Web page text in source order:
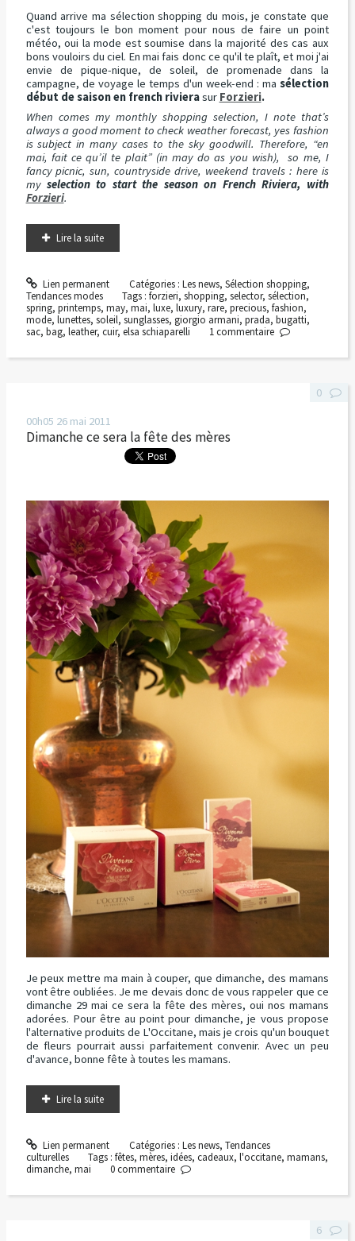
Quand arrive ma sélection shopping du mois, je constate que
c'est toujours le bon moment pour nous de faire un point
météo, oui la mode est soumise dans la majorité des cas aux
bons vouloirs du ciel. En mai fais donc ce qu'il te plaît, et moi j'ai
envie de pique-nique, de soleil, de promenade dans la
campagne, de voyage le temps d'un week-end : ma sélection
début de saison en french rivierasur Forzieri.
When comes my monthly shopping selection, I note that’s
always a good moment to check weather forecast, yes fashion
is subject in many cases to the sky goodwill. Therefore, “en
mai, fait ce qu’il te plait” (in may do as you wish), so me, I
fancy picnic, sun, countryside drive, weekend travels : here is
my selection to start the season on French Riviera, with
Forzieri.
Lire la suite
Lien permanent Catégories : Les news, Sélection shopping,
Tendances modes
Tags :forzieri,shopping,selector,sélection,
spring, printemps, may, mai, luxe, luxury, rare, precious, fashion,
mode, lunettes, soleil, sunglasses, giorgio armani, prada, bugatti,
sac, bag, leather, cuir, elsa schiaparelli 1commentaire
00h05 26 mai 2011
Dimanche ce sera la fête des mères
Je peux mettre ma main à couper, que dimanche, des mamans
vont être oubliées. Je me devais donc de vous rappeler que ce
dimanche 29 mai ce sera la fête des mères, oui nos mamans
adorées. Pour être au point pour dimanche, je vous propose
l'alternative produits de L'Occitane, mais je crois qu'un bouquet
de fleurs pourrait aussi parfaitement convenir. Avec un peu
d'avance, bonne fête à toutes les mamans.
Lire la suite
Lien permanent Catégories : Les news, Tendances
culturelles
Tags :fêtes,mères,idées,cadeaux,l'occitane,mamans,
dimanche, mai
0
0commentaire
6